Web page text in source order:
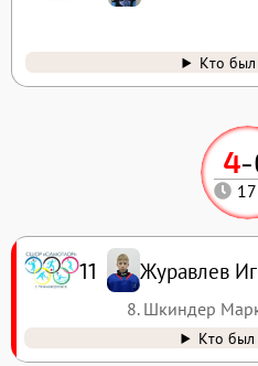
4-
11 Журавлев
8. Шкиндер
Кто был
Кто